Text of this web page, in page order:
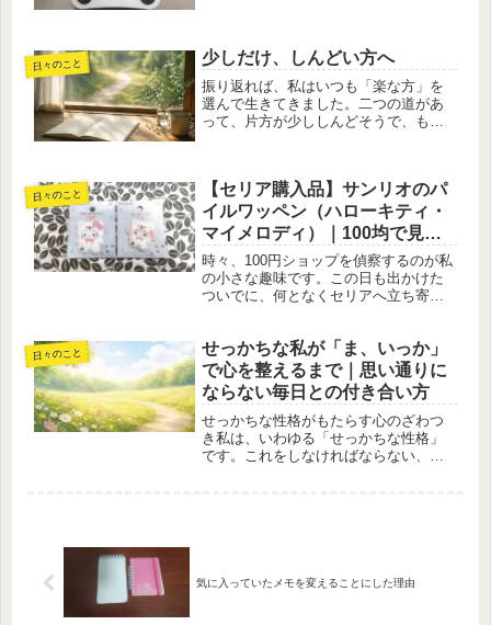
むようにしています。体重測定が怖
い……健...
日々のこと 少しだけ、しんどい方へ
振り返れば、私はいつも「楽な方」を
選んで生きてきました。二つの道があ
って、片方が少ししんどそうで、もう
き合いにも苦手意識がありました。休
日...
日々のこと
【セリア購入品】サンリオのパ
イルワッペン（ハローキティ・
マイメロディ）｜100均で見つ
けた可愛い癒し
時々、100円ショップを偵察するのが私
の小さな趣味です。この日も出かけた
ついでに、何となくセリアへ立ち寄り
るわけではなく、いつものように棚を
ゆっくり見て回る時間が好きなので...
日々のこと
せっかちな私が「ま、いっか」
で心を整えるまで｜思い通りに
ならない毎日との付き合い方
せっかちな性格がもたらす心のざわつ
き私は、いわゆる「せっかちな性格」
です。これをしなければならない、と
気に入っていたメモを変えることにした理由